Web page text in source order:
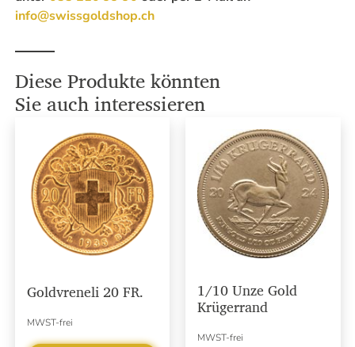
info@swissgoldshop.ch
Diese Produkte könnten
Sie auch interessieren
Goldvreneli 20 FR.
MWST-frei
1/10 Unze Gold
Krügerrand
MWST-frei